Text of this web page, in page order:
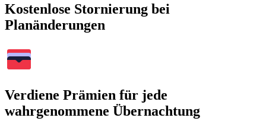
Kostenlose Stornierung bei
Planänderungen
Verdiene Prämien für jede
wahrgenommene Übernachtung